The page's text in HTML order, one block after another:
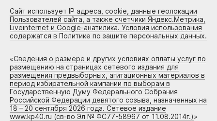
Сайт использует IP адреса, cookie, данные геолокации
Пользователей сайта, а также счетчики Яндекс.Метрика,
Liveinternet и Google-анатилика. Условия использования
содержатся в Политике по защите персональных данных.
«Сведения о размере и других условиях оплаты услуг по
размещению на страницах сетевого издания для
размещения предвыборных, агитационных материалов в
период избирательной кампании по выборам в
Государственную Думу Федерального Собрания
Российской Федерации девятого созыва, назначенных на
18 – 20 сентября 2026 года. Сетевое издание
www.kp40.ru (св-во Эл № ФС77-58967 от 11.08.2014г.)»